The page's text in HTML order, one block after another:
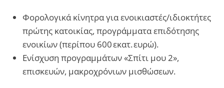
Φορολογικά κίνητρα για ενοικιαστές/ιδιοκτήτες
πρώτης κατοικίας, προγράμματα επιδότησης
ενοικίων (περίπου 600 εκατ. ευρώ).
Ενίσχυση προγραμμάτων «Σπίτι μου 2»,
επισκευών, μακροχρόνιων μισθώσεων.